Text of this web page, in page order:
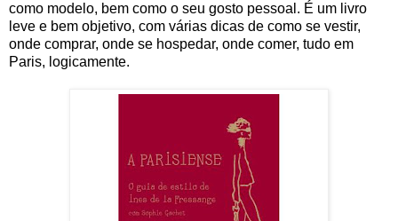
como modelo, bem como o seu gosto pessoal. É um livro
leve e bem objetivo, com várias dicas de como se vestir,
onde comprar, onde se hospedar, onde comer, tudo em
Paris, logicamente.